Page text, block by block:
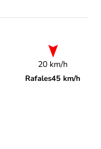
20 km/h
Rafales45 km/h